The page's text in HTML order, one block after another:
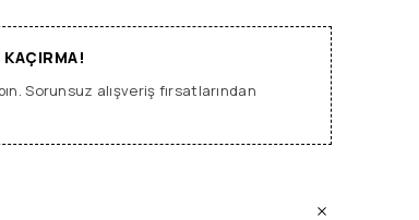
KAÇIRMA!
Sorunsuz alışveriş fırsatlarından